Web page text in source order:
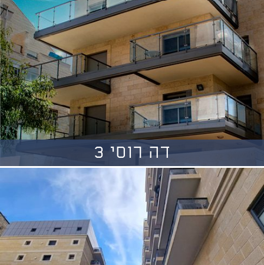
דה רוסי 3